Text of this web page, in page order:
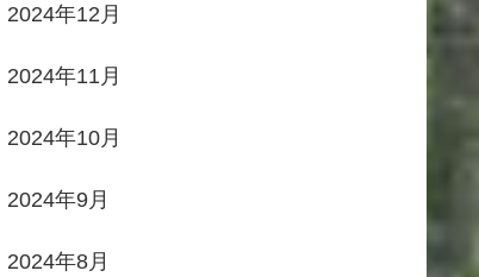
2024年12月
2024年11月
2024年10月
2024年9月
2024年8月